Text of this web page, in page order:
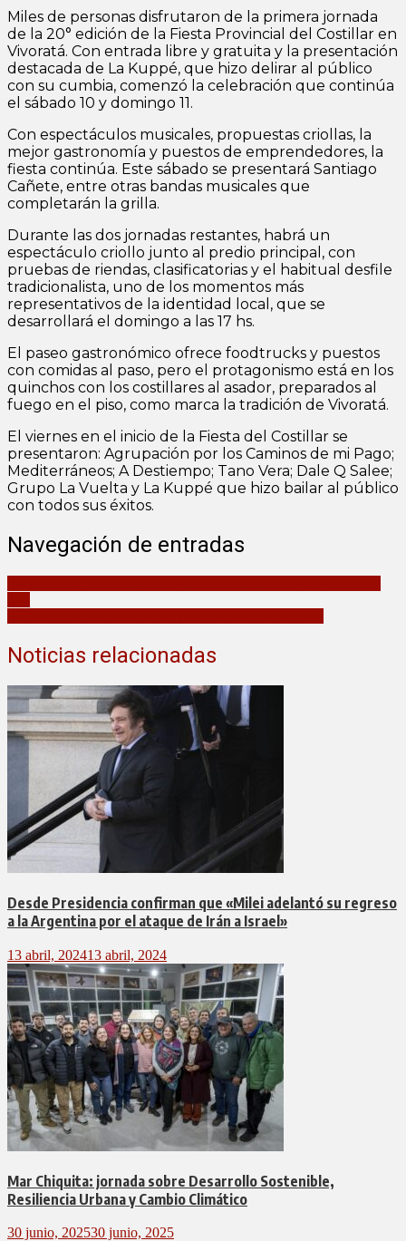
Miles de personas disfrutaron de la primera jornada
de la 20° edición de la Fiesta Provincial del Costillar en
Vivoratá. Con entrada libre y gratuita y la presentación
destacada de La Kuppé, que hizo delirar al público
con su cumbia, comenzó la celebración que continúa
el sábado 10 y domingo 11.
Con espectáculos musicales, propuestas criollas, la
mejor gastronomía y puestos de emprendedores, la
fiesta continúa. Este sábado se presentará Santiago
Cañete, entre otras bandas musicales que
completarán la grilla.
Durante las dos jornadas restantes, habrá un
espectáculo criollo junto al predio principal, con
pruebas de riendas, clasificatorias y el habitual desfile
tradicionalista, uno de los momentos más
representativos de la identidad local, que se
desarrollará el domingo a las 17 hs.
El paseo gastronómico ofrece foodtrucks y puestos
con comidas al paso, pero el protagonismo está en los
quinchos con los costillares al asador, preparados al
fuego en el piso, como marca la tradición de Vivoratá.
El viernes en el inicio de la Fiesta del Costillar se
presentaron: Agrupación por los Caminos de mi Pago;
Mediterráneos; A Destiempo; Tano Vera; Dale Q Salee;
Grupo La Vuelta y La Kuppé que hizo bailar al público
con todos sus éxitos.
Navegación de entradas
Noticias relacionadas
Desde Presidencia confirman que «Milei adelantó su regreso
a la Argentina por el ataque de Irán a Israel»
13 abril, 202413 abril, 2024
Mar Chiquita: jornada sobre Desarrollo Sostenible,
Resiliencia Urbana y Cambio Climático
30 junio, 202530 junio, 2025